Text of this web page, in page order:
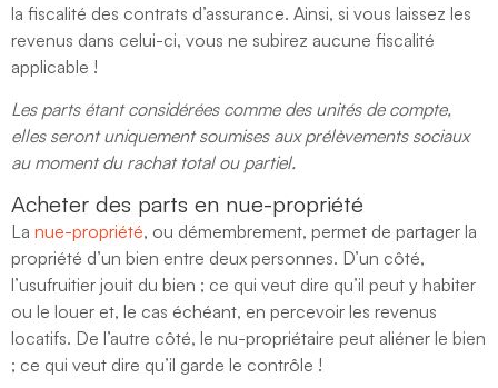
la fiscalité des contrats d’assurance. Ainsi, si vous laissez les
revenus dans celui-ci, vous ne subirez aucune fiscalité
applicable !
Les parts étant considérées comme des unités de compte,
elles seront uniquement soumises aux prélèvements sociaux
au moment du rachat total ou partiel.
Acheter des parts en nue-propriété
La nue-propriété, ou démembrement, permet de partager la
propriété d’un bien entre deux personnes. D’un côté,
l’usufruitier jouit du bien ; ce qui veut dire qu’il peut y habiter
ou le louer et, le cas échéant, en percevoir les revenus
locatifs. De l’autre côté, le nu-propriétaire peut aliéner le bien
; ce qui veut dire qu’il garde le contrôle !